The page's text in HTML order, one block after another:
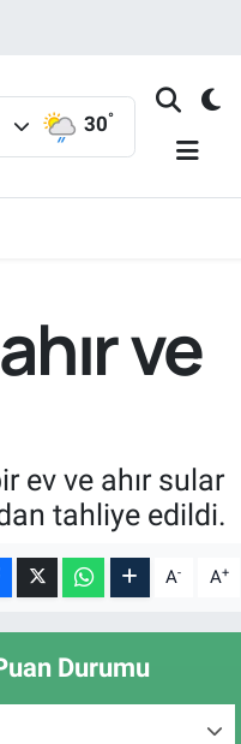
30°
ve
ev ve ahır sular
tahliye edildi.
A- A+
Durumu